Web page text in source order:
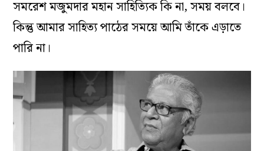
সমরেশ মজুমদার মহান সাহিত্যিক কি না, সময় বলবে।
কিন্তু আমার সাহিত্য পাঠের সময়ে আমি তাঁকে এড়াতে
পারি না।